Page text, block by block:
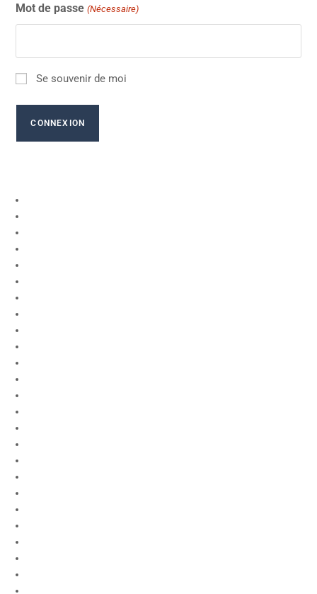
Mot de passe (Nécessaire)
Se souvenir de moi